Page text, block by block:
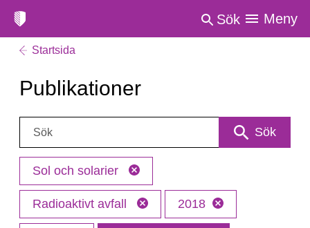
Sök Meny
Startsida
Publikationer
Sök: Sök
Sol och solarier
Radioaktivt avfall 2018